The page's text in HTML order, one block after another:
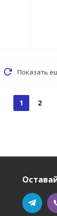
Показать
1 2